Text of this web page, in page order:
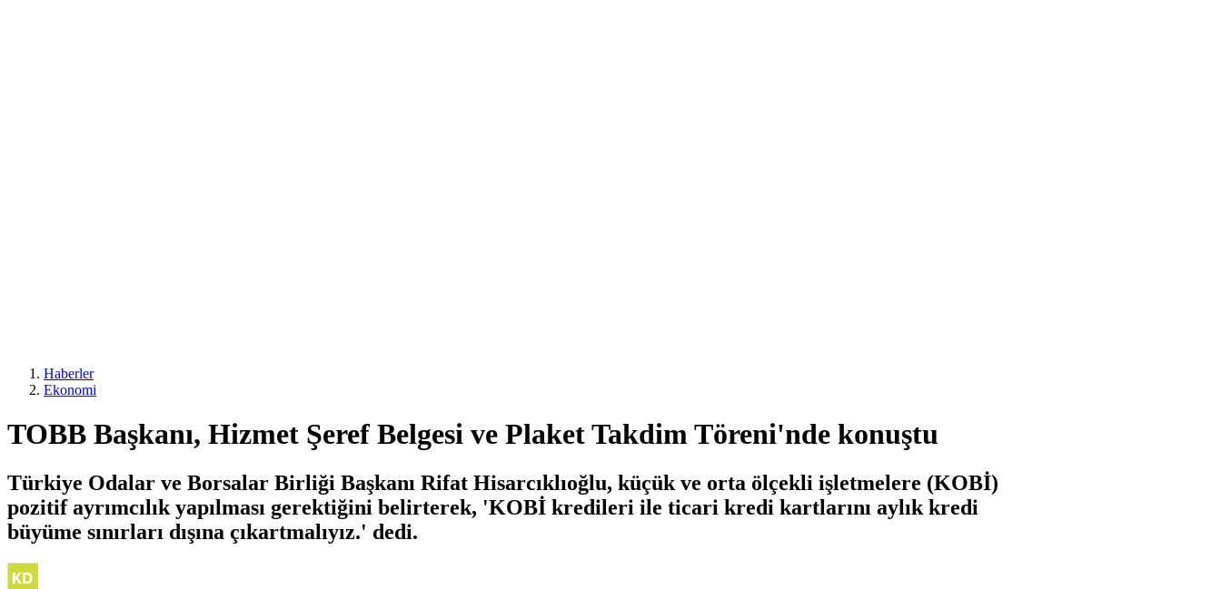
Haberler
Ekonomi
TOBB Başkanı, Hizmet Şeref Belgesi ve Plaket Takdim Töreni'nde konuştu
Türkiye Odalar ve Borsalar Birliği Başkanı Rifat Hisarcıklıoğlu, küçük ve orta ölçekli işletmelere (KOBİ)
pozitif ayrımcılık yapılması gerektiğini belirterek, 'KOBİ kredileri ile ticari kredi kartlarını aylık kredi
büyüme sınırları dışına çıkartmalıyız.' dedi.